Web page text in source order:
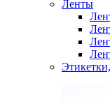
Ленты